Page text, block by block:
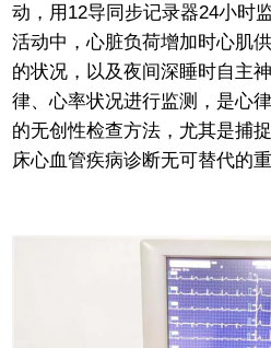
动，用12导同步记录器24小时
活动中，心脏负荷增加时心肌
的状况，以及夜间深睡时自主
律、心率状况进行监测，是心
的无创性检查方法，尤其是捕
床心血管疾病诊断无可替代的重